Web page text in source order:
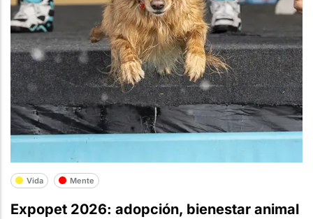
Vida Mente
Expopet 2026: adopción, bienestar animal